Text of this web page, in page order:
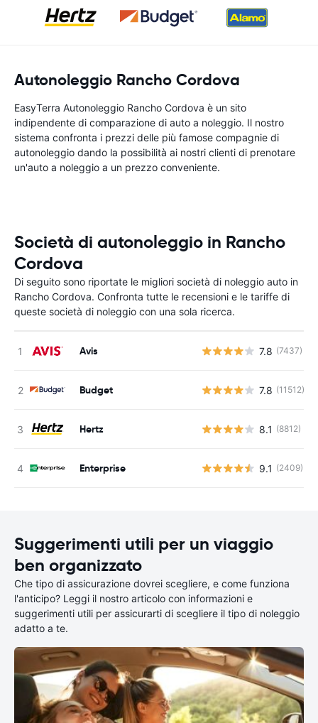
Autonoleggio Rancho Cordova
EasyTerra Autonoleggio Rancho Cordova è un sito
indipendente di comparazione di auto a noleggio. Il nostro
sistema confronta i prezzi delle più famose compagnie di
autonoleggio dando la possibilità ai nostri clienti di prenotare
un'auto a noleggio a un prezzo conveniente.
Società di autonoleggio in Rancho
Cordova
Di seguito sono riportate le migliori società di noleggio auto in
Rancho Cordova. Confronta tutte le recensioni e le tariffe di
queste società di noleggio con una sola ricerca.
Avis 7.8 (7437)
Budget 7.8 (11512)
Hertz 8.1 (8812)
Enterprise 9.1 (2409)
Suggerimenti utili per un viaggio
ben organizzato
Che tipo di assicurazione dovrei scegliere, e come funziona
l'anticipo? Leggi il nostro articolo con informazioni e
suggerimenti utili per assicurarti di scegliere il tipo di noleggio
adatto a te.